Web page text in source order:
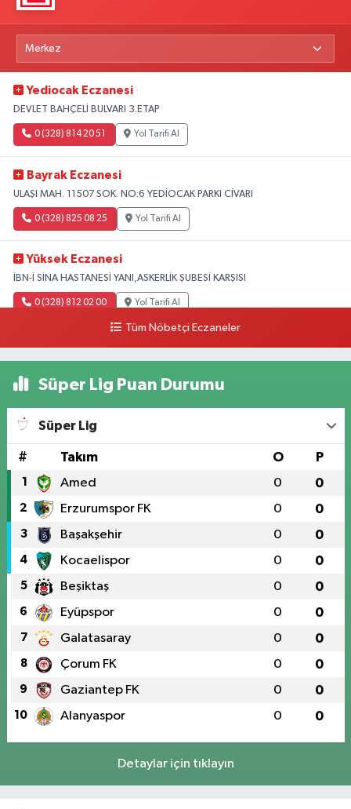
Yediocak Eczanesi
DEVLET BAHÇELİ BULVARI 3.ETAP
0 (328) 814 20 51 Yol Tarifi Al
Bayrak Eczanesi
ULAŞI MAH. 11507 SOK. NO:6 YEDİOCAK PARKI CİVARI
0 (328) 825 08 25 Yol Tarifi Al
Yüksek Eczanesi
İBN-İ SİNA HASTANESİ YANI,ASKERLİK ŞUBESİ KARŞISI
0 (328) 812 02 00 Yol Tarifi Al
Tüm Nöbetçi Eczaneler
Süper Lig Puan Durumu
Süper Lig
# Takım O P
1 Amed 0 0
2 Erzurumspor FK 0 0
3 Başakşehir 0 0
4 Kocaelispor 0 0
5 Beşiktaş 0 0
6 Eyüpspor 0 0
7 Galatasaray 0 0
8 Çorum FK 0 0
9 Gaziantep FK 0 0
10 Alanyaspor 0 0
Detaylar için tıklayın